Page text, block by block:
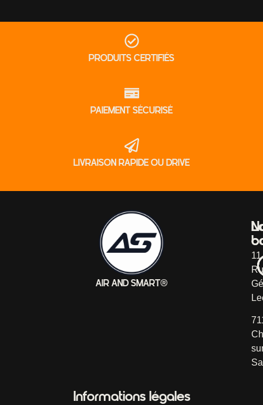
PRODUITS CERTIFIÉS
PAIEMENT SÉCURISÉ
LIVRAISON RAPIDE OU DRIVE
AIR AND SMART®
11
Informations légales